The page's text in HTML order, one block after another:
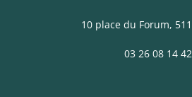
10 place du Forum,
03 26 08 14 42